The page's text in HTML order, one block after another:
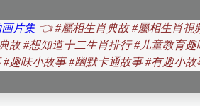
画片集 👈#屬相生肖典故 #屬相生肖視
故 #想知道十二生肖排行 #儿童教育
趣味小故事 #幽默卡通故事 #有趣小